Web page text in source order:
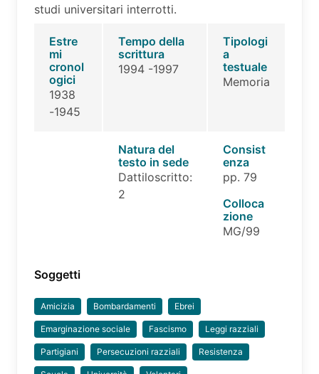
studi universitari interrotti.
Estre
mi
cronol
ogici
1938
-1945
Tempo della
scrittura
1994 -1997
Tipologi
a
testuale
Memoria
Natura del
testo in sede
Dattiloscritto:
2
Consist
enza
pp. 79
Colloca
zione
MG/99
Soggetti
Amicizia Bombardamenti Ebrei
Emarginazione sociale Fascismo Leggi razziali
Partigiani Persecuzioni razziali Resistenza